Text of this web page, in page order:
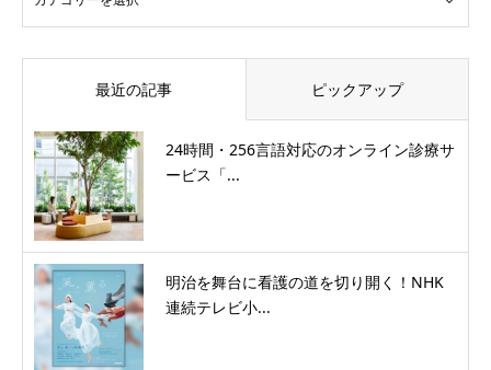
最近の記事 ピックアップ
24時間・256言語対応のオンライン診療サ
ービス「...
明治を舞台に看護の道を切り開く！NHK
連続テレビ小...